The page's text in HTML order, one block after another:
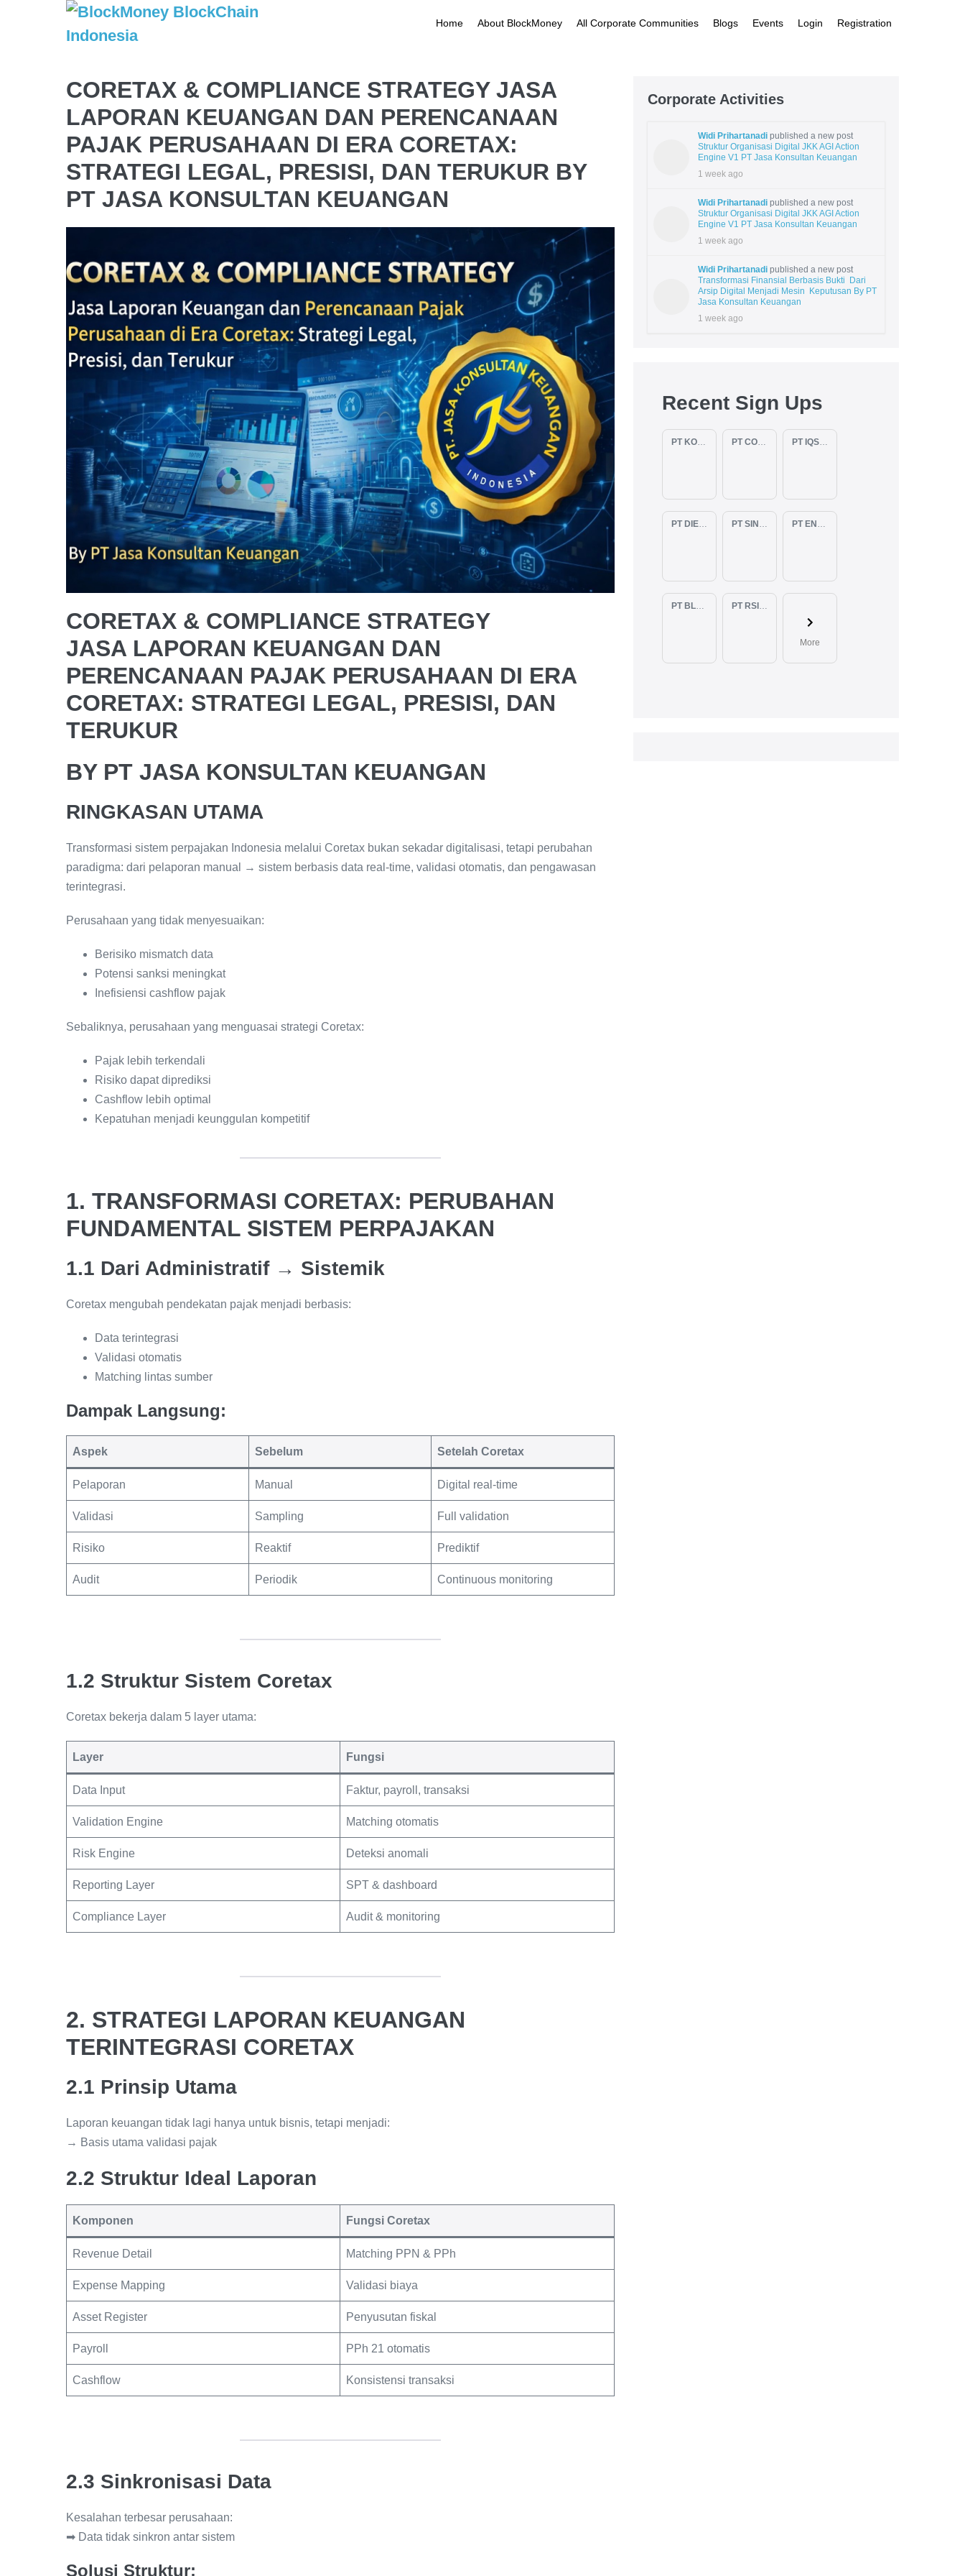
Home About BlockMoney All Corporate Communities Blogs Events Login Registration
CORETAX & COMPLIANCE STRATEGY JASA
LAPORAN KEUANGAN DAN PERENCANAAN
PAJAK PERUSAHAAN DI ERA CORETAX:
STRATEGI LEGAL, PRESISI, DAN TERUKUR BY
PT JASA KONSULTAN KEUANGAN
CORETAX & COMPLIANCE STRATEGY
JASA LAPORAN KEUANGAN DAN
PERENCANAAN PAJAK PERUSAHAAN DI ERA
CORETAX: STRATEGI LEGAL, PRESISI, DAN
TERUKUR
BY PT JASA KONSULTAN KEUANGAN
RINGKASAN UTAMA
Transformasi sistem perpajakan Indonesia melalui Coretax bukan sekadar digitalisasi, tetapi perubahan
paradigma: dari pelaporan manual → sistem berbasis data real-time, validasi otomatis, dan pengawasan
terintegrasi.
Perusahaan yang tidak menyesuaikan:
Berisiko mismatch data
Potensi sanksi meningkat
Inefisiensi cashflow pajak
Sebaliknya, perusahaan yang menguasai strategi Coretax:
Pajak lebih terkendali
Risiko dapat diprediksi
Cashflow lebih optimal
Kepatuhan menjadi keunggulan kompetitif
1. TRANSFORMASI CORETAX: PERUBAHAN
FUNDAMENTAL SISTEM PERPAJAKAN
1.1 Dari Administratif → Sistemik
Coretax mengubah pendekatan pajak menjadi berbasis:
Data terintegrasi
Validasi otomatis
Matching lintas sumber
Dampak Langsung:
Aspek Sebelum Setelah Coretax
Pelaporan Manual Digital real-time
Validasi Sampling Full validation
Risiko Reaktif Prediktif
Audit Periodik Continuous monitoring
1.2 Struktur Sistem Coretax
Coretax bekerja dalam 5 layer utama:
Layer Fungsi
Data Input Faktur, payroll, transaksi
Validation Engine Matching otomatis
Risk Engine Deteksi anomali
Reporting Layer SPT & dashboard
Compliance Layer Audit & monitoring
2. STRATEGI LAPORAN KEUANGAN
TERINTEGRASI CORETAX
2.1 Prinsip Utama
Laporan keuangan tidak lagi hanya untuk bisnis, tetapi menjadi:
→ Basis utama validasi pajak
2.2 Struktur Ideal Laporan
Komponen Fungsi Coretax
Revenue Detail Matching PPN & PPh
Expense Mapping Validasi biaya
Asset Register Penyusutan fiskal
Payroll PPh 21 otomatis
Cashflow Konsistensi transaksi
2.3 Sinkronisasi Data
Kesalahan terbesar perusahaan:
➡ Data tidak sinkron antar sistem
Solusi Struktur:
Corporate Activities
Widi Prihartanadipublished a new post
Struktur Organisasi Digital JKK AGI Action
Engine V1 PT Jasa Konsultan Keuangan
1 week ago
Widi Prihartanadipublished a new post
Struktur Organisasi Digital JKK AGI Action
Engine V1 PT Jasa Konsultan Keuangan
1 week ago
Widi Prihartanadipublished a new post
Transformasi Finansial Berbasis Bukti Dari
Arsip Digital Menjadi Mesin Keputusan By PT
Jasa Konsultan Keuangan
1 week ago
Recent Sign Ups
PT KOPKAR NAWAKARA PT COMECA INDONESIA PT IQSA FAJAR INDONESIA
PT DIENZEE PERKASA ABADI
PT BLUELIGHT CONTINENTAL ABADI PT RSIA BUNDA ARIF
More